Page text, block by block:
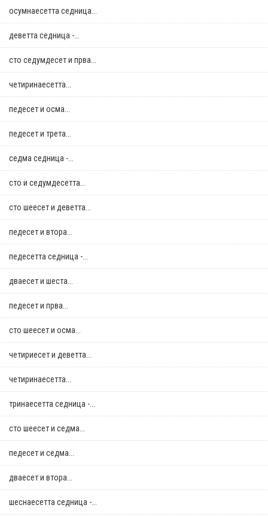
осумнaесетта седница...
деветта седница -...
сто седумдесет и прва...
четиринаесетта...
педесет и осма...
педесет и трета...
седма седница -...
сто и седумдесетта...
сто шеесет и деветта...
педесет и втора...
педесетта седница -...
дваесет и шеста...
педесет и прва...
сто шеесет и осма...
четириесет и деветта...
четиринаесетта...
тринаесетта седница -...
сто шеесет и седма...
педесет и седма...
дваесет и втора...
шеснаесетта седница -...